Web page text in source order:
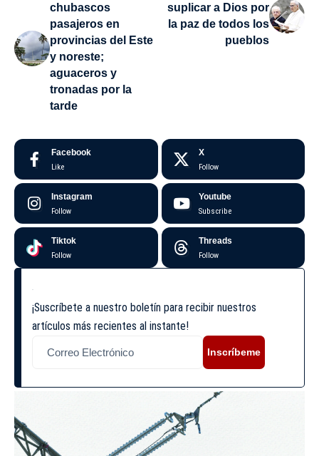
chubascos
pasajeros en
provincias del Este
y noreste;
aguaceros y
tronadas por la
tarde
suplicar a Dios por
la paz de todos los
pueblos
Facebook
Like
X
Follow
Instagram
Follow
Youtube
Subscribe
Tiktok
Follow
Threads
Follow
¡Suscríbete a nuestro boletín para recibir nuestros
artículos más recientes al instante!
Inscríbeme